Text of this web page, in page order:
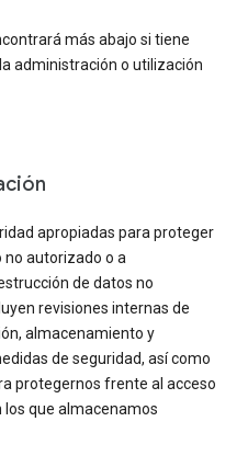
más abajo si tiene
administración o utilización
apropiadas para proteger
autorizado o a
de datos no
revisiones internas de
almacenamiento y
de seguridad, así como
protegernos frente al acceso
que almacenamos